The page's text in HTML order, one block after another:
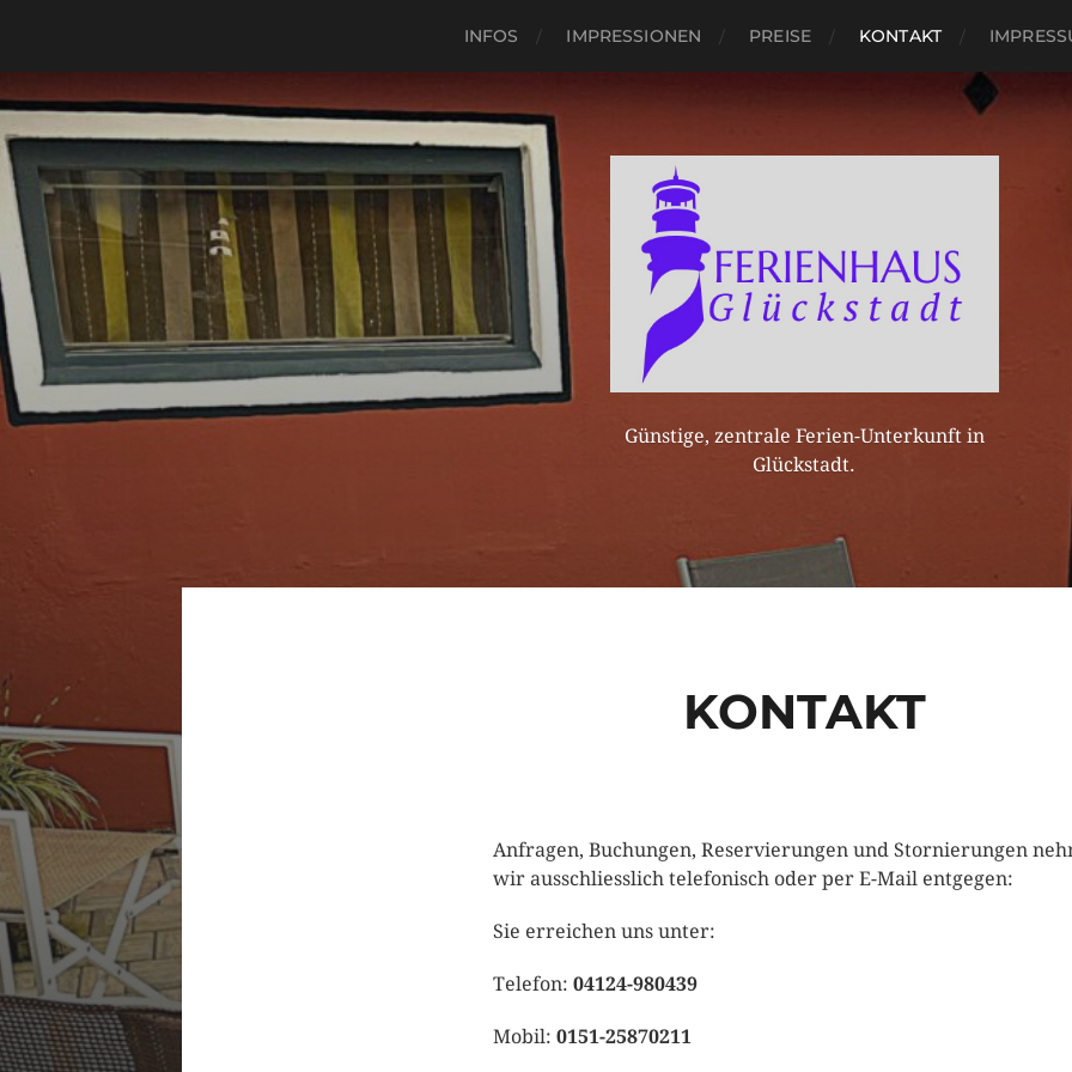
INFOS IMPRESSIONEN PREISE KONTAKT
Günstige, zentrale Ferien-Unterkunft in
Glückstadt.
KONTAKT
Anfragen, Buchungen, Reservierungen und Stornierungen
wir ausschliesslich telefonisch oder per E-Mail entgegen:
Sie erreichen uns unter:
Telefon: 04124-980439
Mobil: 0151-25870211